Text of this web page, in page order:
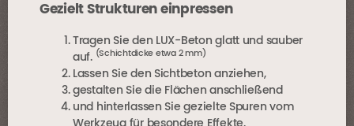
Gezielt Strukturen einpressen
Tragen Sie den LUX-Beton glatt und sauber
auf. (Schichtdicke etwa 2 mm)
Lassen Sie den Sichtbeton anziehen,
gestalten Sie die Flächen anschließend
und hinterlassen Sie gezielte Spuren vom
Werkzeug für besondere Effekte.